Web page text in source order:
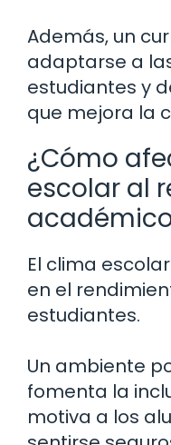
Además, un
adaptarse a
estudiantes y
que mejora la
¿Cómo
escolar al
El clima
en el
estudiantes.
Un ambiente
fomenta la
motiva a los